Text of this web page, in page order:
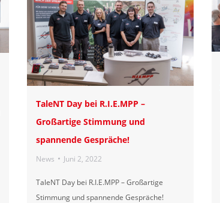
TaleNT Day bei R.I.E.MPP –
Großartige Stimmung und
spannende Gespräche!
News Juni 2, 2022
TaleNT Day bei R.I.E.MPP – Großartige
Stimmung und spannende Gespräche!